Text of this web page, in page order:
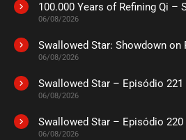
100.000 Years of Refining Qi –
06/08/2026
Swallowed Star: Showdown on
06/08/2026
Swallowed Star – Episódio 221
06/08/2026
Swallowed Star – Episódio 220
06/08/2026